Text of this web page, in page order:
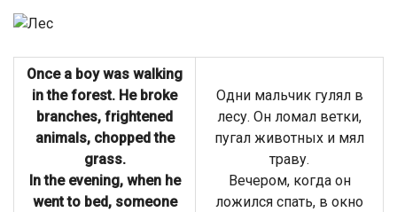
Once a boy was walking
in the forest. He broke
branches, frightened
animals, chopped the
grass.
In the evening, when he
went to bed, someone
Одни мальчик гулял в
лесу. Он ломал ветки,
пугал животных и мял
траву.
Вечером, когда он
ложился спать, в окно